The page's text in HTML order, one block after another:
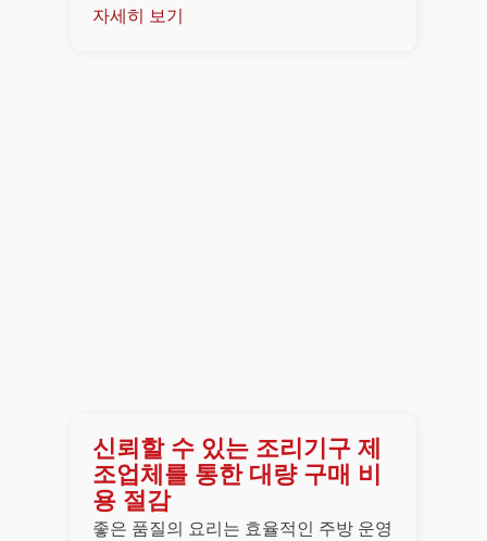
자세히 보기
신뢰할 수 있는 조리기구 제
조업체를 통한 대량 구매 비
용 절감
좋은 품질의 요리는 효율적인 주방 운영